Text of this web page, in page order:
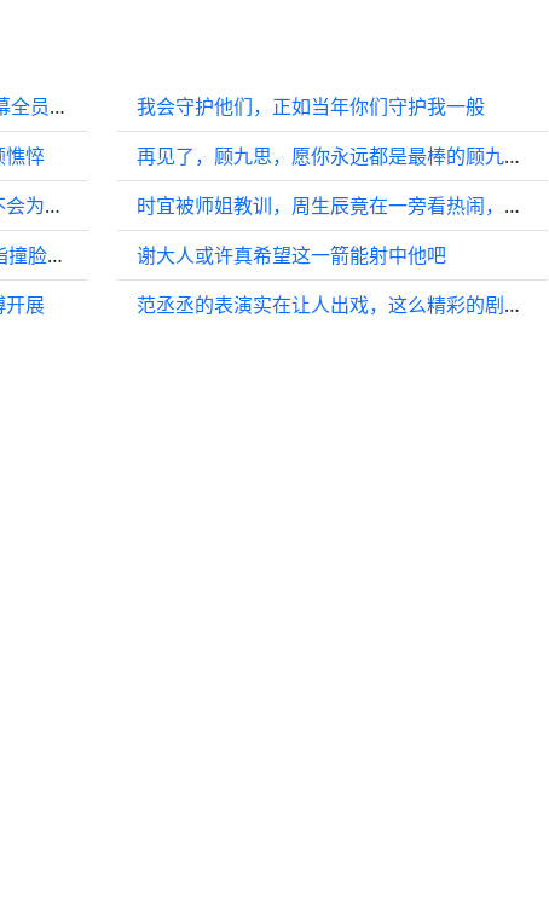
为什么女性的价值就是嫁人？ 珠帘玉幕全员女性觉醒！
憔悴
华妃的教养深植于心，即使再愤怒也不会为难苏培盛
港星李克勤17岁儿子暴风式长高，被指撞脸刘翔，同家人庆生
开展
我会守护他们，正如当年你们守护我一般
再见了，顾九思，愿你永远都是最棒的顾九思，长风渡 再见
时宜被师姐教训，周生辰竟在一旁看热闹，真是太腹黑了
谢大人或许真希望这一箭能射中他吧
范丞丞的表演实在让人出戏，这么精彩的剧集在他登场时只能选择快进观看